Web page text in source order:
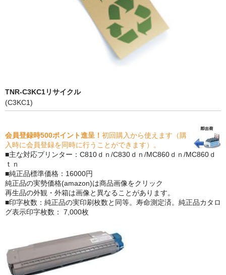
貴社都合返品
購入ガイド
トナーの種類と比較
トナー再生の流れ
もっと安い販売店があります。何が違うのですか？
リサイクルトナーの評価
リサイクルトナーの選び方
TNR-C3KC1リサイクル
(C3KC1)
会員登録時500ポイント進呈！ 初回購入から使えます（購
入時に会員登録を同時に行うことができます）。
■主な対応プリンター：C810ｄｎ/C830ｄｎ/MC860ｄｎ/MC860ｄ
ｔｎ
■純正品標準価格：16000円
純正品の実勢価格(amazon)は商品画像をクリック
再生品の外観・外箱は画像と異なることがあります。
■印字枚数：純正品の実印刷枚数と同等。寿命測定済。純正品カタロ
グ表示印字枚数： 7,000枚